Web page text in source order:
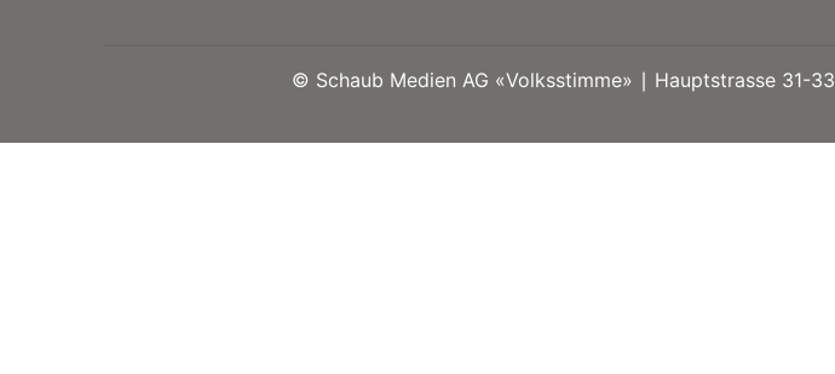
© Schaub Medien AG «Volksstimme» ∣ Hauptstrasse 31-